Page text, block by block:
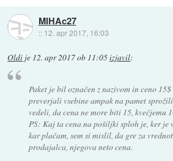
MIHAc27
:: 12. apr 2017, 16:03
Oldi je 12. apr 2017 ob 11:05izjavil:
Paket je bil označen z nazivom in ceno
preverjali vsebine ampak na pamet
vedeli, da cena ne more biti 15, kvečjemu
PS: Kaj ta cena na pošiljki sploh je, ker je
kar plačam, sem si mislil, da gre za
prodajalca, njegova neto cena.